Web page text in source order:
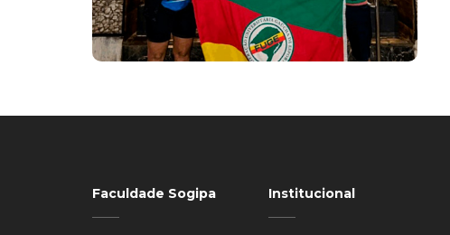
Faculdade Sogipa Institucional